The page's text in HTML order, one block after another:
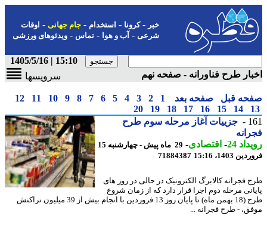
-کرونا-استخدام- جام جهانی-اوقات
شرعی-آب و هوا-تماس-ویدئوهای ورزشی
15:10 | 1405/5/16
طرح فناورانه - صفحه نهم
سرویسها
قبل صفحه بعد 1
2
3
4
5
6
7
8
9
10
11
12
14
15
16
17
18
19
20
جزییات آغاز مرحله سوم طرح
24
-اقتصادی-
29 ماه پیش - چهارشنبه 15
1403، 15:16
71884387
فجرانه کالابرگ الکترونیک در حالی در روز های
مرحله دوم اجرا قرار دارد که از زمان شروع
طرح (18 بهمن ماه) تا پایان روز 13 فروردین با انجام بیش از 39 میلیون تراکنش
- طرح فجرانه ...